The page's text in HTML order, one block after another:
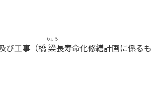
び工事（橋梁
りょう
長寿命化修繕計画に係るも